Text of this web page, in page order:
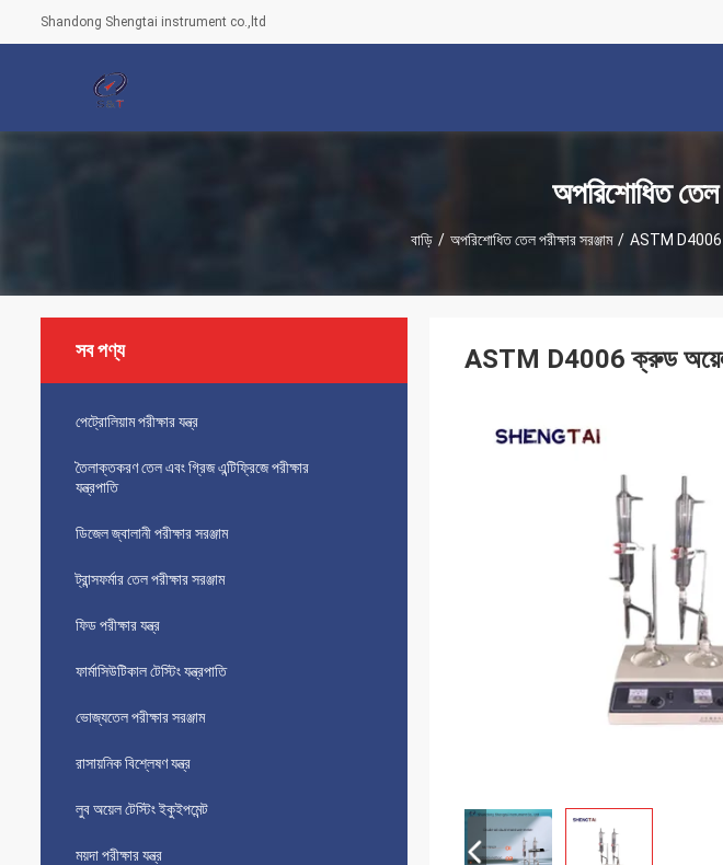
Shandong Shengtai instrument co.,ltd
অপরিশোধিত তেল
বাড়ি / অপরিশোধিত তেল পরীক্ষার সরঞ্জাম / ASTM D4006
সব পণ্য
পেট্রোলিয়াম পরীক্ষার যন্ত্র
তৈলাক্তকরণ তেল এবং গ্রিজ এন্টিফ্রিজে পরীক্ষার
যন্ত্রপাতি
ডিজেল জ্বালানী পরীক্ষার সরঞ্জাম
ট্রান্সফর্মার তেল পরীক্ষার সরঞ্জাম
ফিড পরীক্ষার যন্ত্র
ফার্মাসিউটিকাল টেস্টিং যন্ত্রপাতি
ভোজ্যতেল পরীক্ষার সরঞ্জাম
রাসায়নিক বিশ্লেষণ যন্ত্র
লুব অয়েল টেস্টিং ইকুইপমেন্ট
ময়দা পরীক্ষার যন্ত্র
ASTM D4006 ক্রুড অয়েল